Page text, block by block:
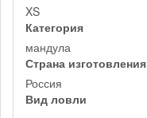
XS
Категория
мандула
Страна изготовления
Россия
Вид ловли